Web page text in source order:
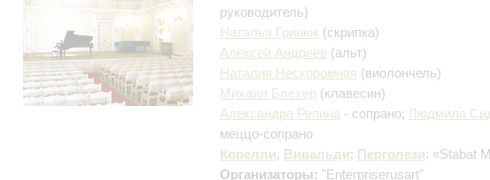
руководитель)
Наталья Гринюк (скрипка)
Алексей Андреев (альт)
Наталия Нескоромная (виолончель)
Михаил Блехер (клавесин)
Александра Репина - сопрано; Людмила
меццо-сопрано
Корелли, Вивальди; Перголези: «Stabat
Организаторы: "Enterpriserusart"